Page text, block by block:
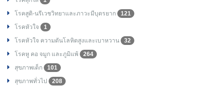
โรคสูติ-นรีเวชวิทยาและภาวะมีบุตรยาก
121
โรคหัวใจ
1
โรคหัวใจ ความดันโลหิตสูงและเบาหวาน
32
โรคหู คอ จมูก และภูมิแพ้
264
สุขภาพเด็ก
101
สุขภาพทั่วไป
208